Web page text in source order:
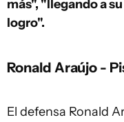
más", "llegando a
logro".
Ronald Araújo -
El defensa Ronald